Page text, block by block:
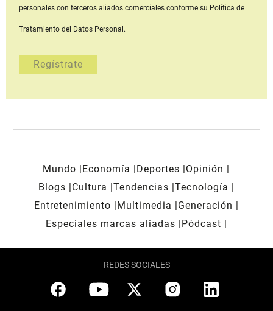
personales con terceros aliados comerciales conforme su Política de
Tratamiento del Datos Personal.
Mundo Economía Deportes
Opinión
Blogs
Cultura Tendencias Tecnología
Entretenimiento
Multimedia
Generación
Especiales marcas aliadas
Pódcast
REDES SOCIALES